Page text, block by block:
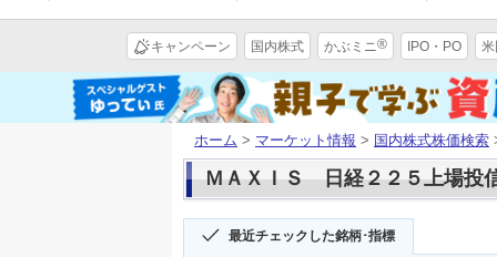
キャンペーン 国内株式 かぶミニ® IPO・PO
ホーム > マーケット情報 > 国内株式株価検索
ＭＡＸＩＳ 日経２２５上場投
最近チェックした銘柄･指標